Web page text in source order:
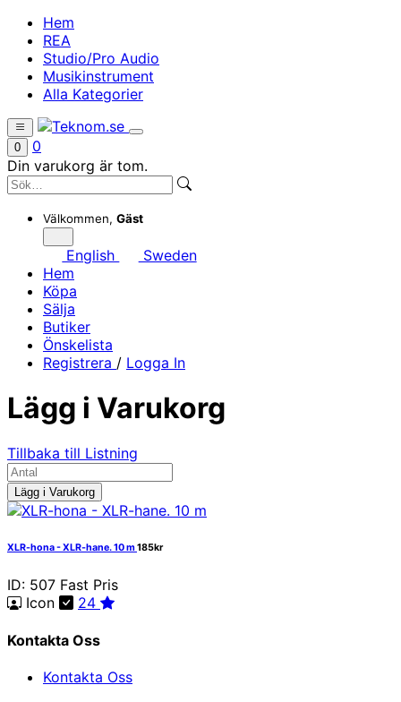
Hem
REA
Studio/Pro Audio
Musikinstrument
Alla Kategorier
0
0
Din varukorg är tom.
Välkommen, Gäst
English
Sweden
Hem
Köpa
Sälja
Butiker
Önskelista
Registrera / Logga In
Lägg i Varukorg
Tillbaka till Listning
Lägg i Varukorg
XLR-hona - XLR-hane. 10 m185kr
ID: 507 Fast Pris
Icon
24
Kontakta Oss
Kontakta Oss